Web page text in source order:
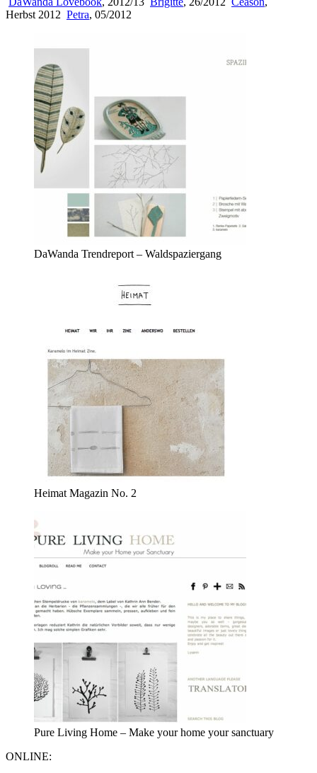
Herbst 2012 Petra, 05/2012
DaWanda Trendreport – Waldspaziergang
Heimat Magazin No. 2
Pure Living Home – Make your home your sanctuary
ONLINE: